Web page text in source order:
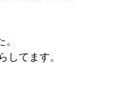
してます。